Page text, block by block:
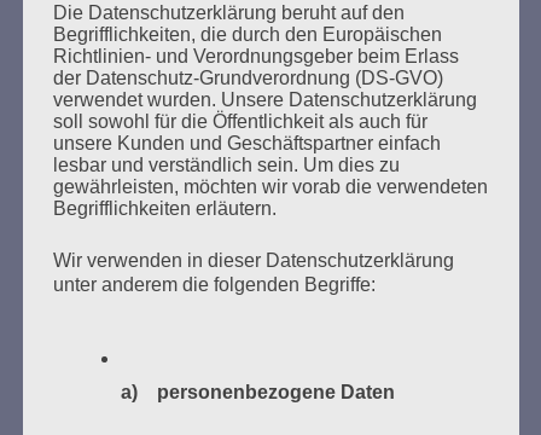
SUCHEN
NACH:
Die Datenschutzerklärung beruht auf den
Begrifflichkeiten, die durch den Europäischen
Richtlinien- und Verordnungsgeber beim Erlass
der Datenschutz-Grundverordnung (DS-GVO)
verwendet wurden. Unsere Datenschutzerklärung
soll sowohl für die Öffentlichkeit als auch für
unsere Kunden und Geschäftspartner einfach
lesbar und verständlich sein. Um dies zu
gewährleisten, möchten wir vorab die verwendeten
Begrifflichkeiten erläutern.
Wir verwenden in dieser Datenschutzerklärung
unter anderem die folgenden Begriffe:
a) personenbezogene Daten